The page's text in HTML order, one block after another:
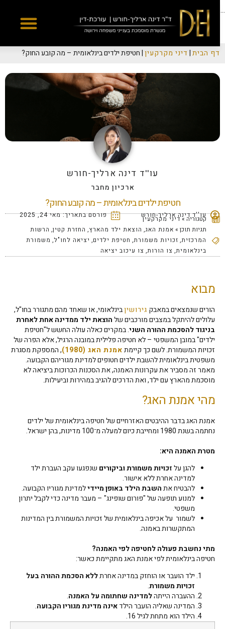
Yes
...
דף הבית|דיני מקרקעין|חטיפת ילדים בינלאומית – מה קובע החוק?
עו''ד דינה ארליך-חורש
ארכיון מחבר
חטיפת ילדים בינלאומית – מה קובע החוק?
עו''ד דינה ארליך-חורש פורסם בתאריך:מאי 24, 2025 קטגוריה » דיני מקרקעין
תגיות תוכן » אמנת האג,הוצאת ילד מהארץ,החזרת קטין,הרשות
המרכזית,זכויות משמורת,חטיפת ילדים,יציאה לחו"ל,משמורת
בינלאומית,צו הורות,צו עיכוב יציאה
מבוא
הורים שנמצאים במאבקגירושיןבינלאומי, או שאחד מהם מתגורר בחו"ל,
עלולים להיתקל במצבים מורכבים שלהוצאת ילד ממדינה אחת לאחרת
בניגוד להסכמת ההורה השני. במקרים כאלה עולה החשש ל"חטיפת
ילדים" במובן המשפטי – לא חטיפה פלילית במובנה הרגיל, אלא הפרה של
זכויות המשמורת. לשם כך קיימתאמנת האג(1980)
, המספקת מסגרת
משפטית בינלאומית להשבת ילדים חטופים למדינת מגוריהם הקבועה.
מאמר זה מסביר את עקרונות האמנה, את הסכנות הכרוכות ביציאה לא
מוסכמת מהארץ עם ילד, ואת הדרכים להגיב במהירות וביעילות.
מהי אמנת האג?
אמנת האג בדבר ההיבטים האזרחיים של חטיפה בינלאומית של ילדים
נחתמה בשנת 1980 ומחייבת כיום למעלה מ־100 מדינות, בהן ישראל.
מטרת האמנה היא:
להגן עלזכויות משמורת וביקוריםשנפגעו עקב העברת ילד
למדינה אחרת ללא אישור.
להבטיח אתהשבת הילד באופן מיידילמדינת מגוריו הקבועה.
למנוע תופעה של "פורום שופינג" – מעבר מדינה כדי לקבל יתרון
משפטי.
לשמור על אכיפה בינלאומית של זכויות המשמורת בין המדינות
המתקשרות באמנה.
מתי נחשבת פעולה לחטיפה לפי האמנה?
חטיפה בינלאומית לפי אמנת האג מתקיימת כאשר:
ילד הועבר או הוחזק במדינה אחרתללא הסכמת ההורה בעל
זכויות משמורת.
ההעברה הייתהלמדינה שחתומה על האמנה.
המדינה שאליה הועבר הילדאינה מדינת מגוריו הקבועה.
הילד הוא מתחת לגיל 16.